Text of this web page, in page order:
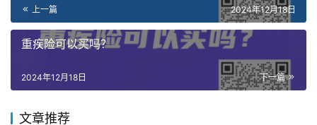
上一篇 2024年12月18日
重疾险可以买吗？
下一篇
2024年12月18日
文章推荐